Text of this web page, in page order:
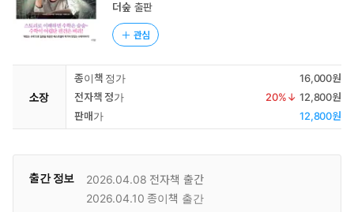
더숲출판
관심
소장
종이책 정가
16,000원
전자책 정가
20%↓ 12,800원
판매가
12,800원
출간 정보 2026.04.08 전자책 출간
2026.04.10 종이책 출간